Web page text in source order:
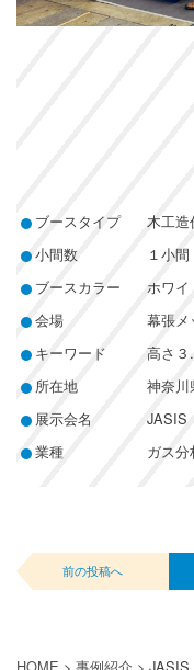
ブースタイプ
木工造
小間数
１小間
ブースカラー
ホワイ
会場
幕張メ
キーワード
高さ３
所在地
神奈川
展示会名
JASIS
業種
ガス
前の投稿へ